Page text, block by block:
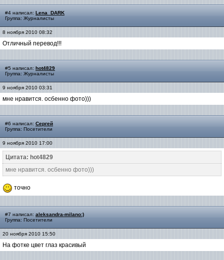
#4 написал: Lena_DARK
Группа: Журналисты
8 ноября 2010 08:32
Отличный перевод!!!
#5 написал: hot4829
Группа: Журналисты
9 ноября 2010 03:31
мне нравится. осбенно фото)))
#6 написал: Сергей
Группа: Посетители
9 ноября 2010 17:00
Цитата: hot4829
мне нравится. осбенно фото)))
точно
#7 написал: aleksandra-milano:)
Группа: Посетители
20 ноября 2010 15:50
На фотке цвет глаз красивый